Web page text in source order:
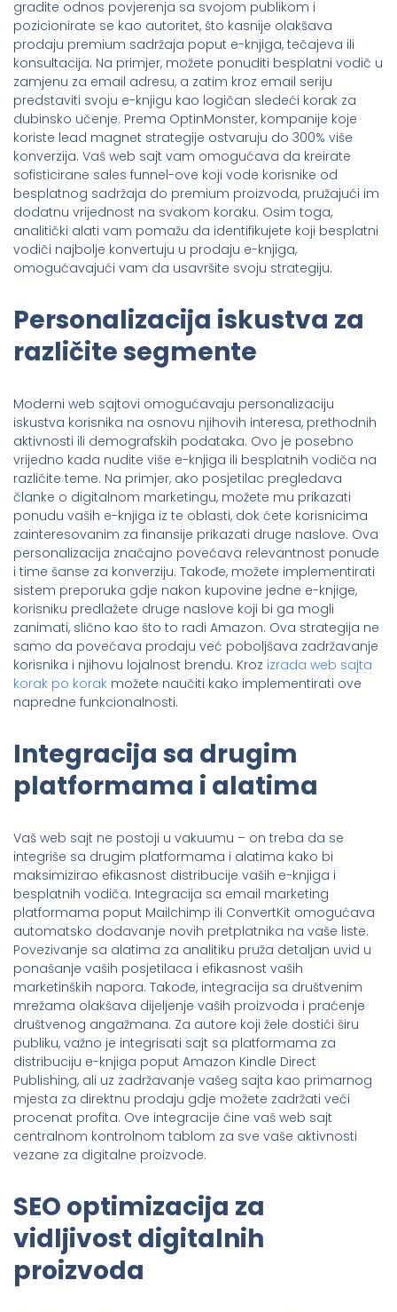
gradite odnos povjerenja sa svojom publikom i
pozicionirate se kao autoritet, što kasnije olakšava
prodaju premium sadržaja poput e-knjiga, tečajeva ili
konsultacija. Na primjer, možete ponuditi besplatni vodič u
zamjenu za email adresu, a zatim kroz email seriju
predstaviti svoju e-knjigu kao logičan sledeći korak za
dubinsko učenje. Prema OptinMonster, kompanije koje
koriste lead magnet strategije ostvaruju do 300% više
konverzija. Vaš web sajt vam omogućava da kreirate
sofisticirane sales funnel-ove koji vode korisnike od
besplatnog sadržaja do premium proizvoda, pružajući im
dodatnu vrijednost na svakom koraku. Osim toga,
analitički alati vam pomažu da identifikujete koji besplatni
vodiči najbolje konvertuju u prodaju e-knjiga,
omogućavajući vam da usavršite svoju strategiju.
Personalizacija iskustva za
različite segmente
Moderni web sajtovi omogućavaju personalizaciju
iskustva korisnika na osnovu njihovih interesa, prethodnih
aktivnosti ili demografskih podataka. Ovo je posebno
vrijedno kada nudite više e-knjiga ili besplatnih vodiča na
različite teme. Na primjer, ako posjetilac pregledava
članke o digitalnom marketingu, možete mu prikazati
ponudu vaših e-knjiga iz te oblasti, dok ćete korisnicima
zainteresovanim za finansije prikazati druge naslove. Ova
personalizacija značajno povećava relevantnost ponude
i time šanse za konverziju. Takođe, možete implementirati
sistem preporuka gdje nakon kupovine jedne e-knjige,
korisniku predlažete druge naslove koji bi ga mogli
zanimati, slično kao što to radi Amazon. Ova strategija ne
samo da povećava prodaju već poboljšava zadržavanje
korisnika i njihovu lojalnost brendu. Kroz izrada web sajta
korak po korak možete naučiti kako implementirati ove
napredne funkcionalnosti.
Integracija sa drugim
platformama i alatima
Vaš web sajt ne postoji u vakuumu – on treba da se
integriše sa drugim platformama i alatima kako bi
maksimizirao efikasnost distribucije vaših e-knjiga i
besplatnih vodiča. Integracija sa email marketing
platformama poput Mailchimp ili ConvertKit omogućava
automatsko dodavanje novih pretplatnika na vaše liste.
Povezivanje sa alatima za analitiku pruža detaljan uvid u
ponašanje vaših posjetilaca i efikasnost vaših
marketinških napora. Takođe, integracija sa društvenim
mrežama olakšava dijeljenje vaših proizvoda i praćenje
društvenog angažmana. Za autore koji žele dostići širu
publiku, važno je integrisati sajt sa platformama za
distribuciju e-knjiga poput Amazon Kindle Direct
Publishing, ali uz zadržavanje vašeg sajta kao primarnog
mjesta za direktnu prodaju gdje možete zadržati veći
procenat profita. Ove integracije čine vaš web sajt
centralnom kontrolnom tablom za sve vaše aktivnosti
vezane za digitalne proizvode.
SEO optimizacija za
vidljivost digitalnih
proizvoda